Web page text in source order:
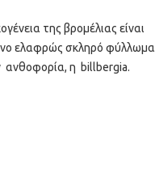
της βρομέλιας είναι
ελαφρώς σκληρό φύλλωμα
ανθοφορία, η billbergia.